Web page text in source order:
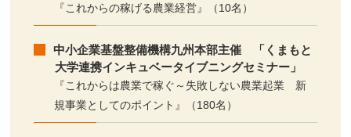
『これからの稼げる農業経営』（10名）
中小企業基盤整備機構九州本部主催 「くまもと
大学連携インキュベータイブニングセミナー」
『これからは農業で稼ぐ～失敗しない農業起業 新
規事業としてのポイント』（180名）